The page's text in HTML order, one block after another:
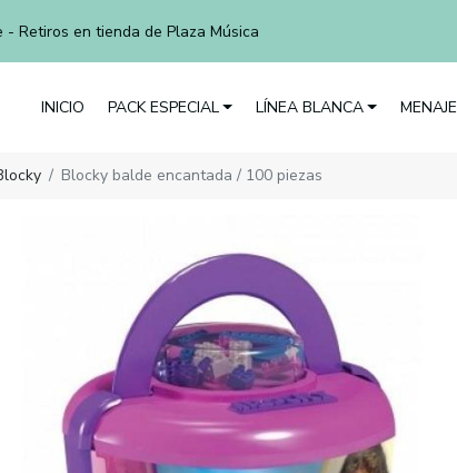
Retiros en tienda de Plaza Música
INICIO PACK ESPECIAL LÍNEA BLANCA MENAJE
Blocky balde encantada / 100 piezas